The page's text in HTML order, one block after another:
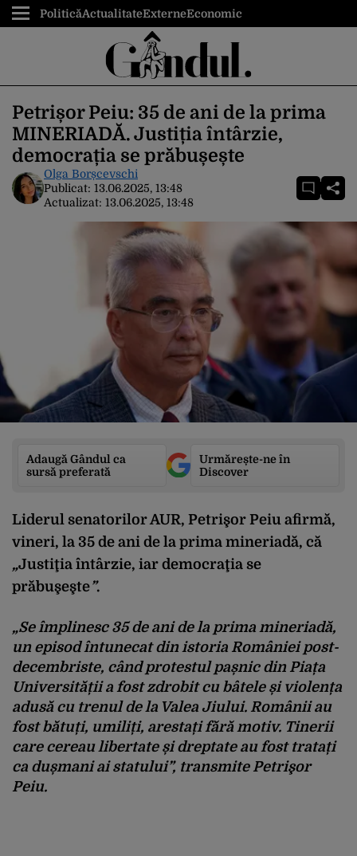
PoliticăActualitateExterneEconomic
Petrișor Peiu: 35 de ani de la prima
MINERIADĂ. Justiția întârzie,
democrația se prăbușește
Olga Borșcevschi
Publicat: 13.06.2025, 13:48
Actualizat: 13.06.2025, 13:48
Adaugă Gândul ca
sursă preferată
Urmărește-ne în
Discover
Liderul senatorilor AUR, Petrişor Peiu afirmă,
vineri, la 35 de ani de la prima mineriadă, că
„Justiţia întârzie, iar democraţia se
prăbuşeşte”.
„Se împlinesc 35 de ani de la prima mineriadă,
un episod întunecat din istoria României post-
decembriste, când protestul pașnic din Piața
Universității a fost zdrobit cu bâtele și violența
adusă cu trenul de la Valea Jiului. Românii au
fost bătuți, umiliți, arestați fără motiv. Tinerii
care cereau libertate și dreptate au fost tratați
ca dușmani ai statului”, transmite Petrişor
Peiu.